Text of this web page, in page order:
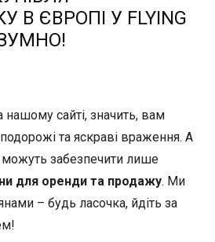
В ЄВРОПІ У FLYING
нашому сайті, значить, вам
та яскраві враження. А
забезпечити лише
для оренди та продажу. Ми
– будь ласочка, йдіть за